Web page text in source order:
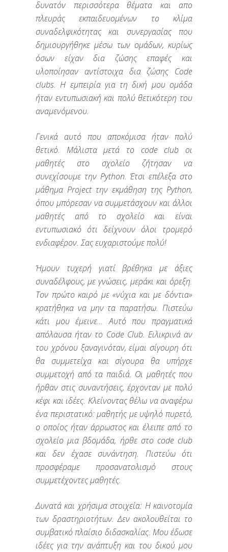
δυνατόν περισσότερα θέματα και απο
πλευράς εκπαιδευομένων το κλίμα
συναδελφικότητας και συνεργασίας που
δημιουργήθηκε μέσω των ομάδων, κυρίως
όσων είχαν δια ζώσης επαφές και
υλοποίησαν αντίστοιχα δια ζώσης Code
clubs. Η εμπειρία για τη δική μου ομάδα
ήταν εντυπωσιακή και πολύ θετικότερη του
αναμενόμενου.
Γενικά αυτό που αποκόμισα ήταν πολύ
θετικό. Μάλιστα μετά το code club οι
μαθητές στο σχολείο ζήτησαν να
συνεχίσουμε την Python. Έτσι επέλεξα στο
μάθημα Project την εκμάθηση της Python,
όπου μπόρεσαν να συμμετάσχουν και άλλοι
μαθητές από το σχολείο και είναι
εντυπωσιακό ότι δείχνουν όλοι τρομερό
ενδιαφέρον. Σας ευχαριστούμε πολύ!
Ήμουν τυχερή γιατί βρέθηκα με άξιες
συναδέλφους, με γνώσεις, μεράκι και όρεξη.
Τον πρώτο καιρό με «νύχια και με δόντια»
κρατήθηκα να μην τα παρατήσω. Πιστεύω
κάτι μου έμεινε… Αυτό που πραγματικά
απόλαυσα ήταν το Code Club. Ειλικρινά αν
του χρόνου ξαναγινόταν, είμαι σίγουρη ότι
θα συμμετείχα και σίγουρα θα υπήρχε
συμμετοχή από τα παιδιά. Οι μαθητές που
ήρθαν στις συναντήσεις, έρχονταν με πολύ
κέφι και ιδέες. Κλείνοντας θέλω να αναφέρω
ένα περιστατικό: μαθητής με υψηλό πυρετό,
ο οποίος ήταν άρρωστος και έλειπε από το
σχολείο μια βδομάδα, ήρθε στο code club
και δεν έχασε συνάντηση. Πιστεύω ότι
προσφέραμε προσανατολισμό στους
συμμετέχοντες μαθητές.
Δυνατά και χρήσιμα στοιχεία: Η καινοτομία
των δραστηριοτήτων. Δεν ακολουθείται το
συμβατικό πλαίσιο διδασκαλίας. Μου έδωσε
ιδέες για την ανάπτυξη και του δικού μου